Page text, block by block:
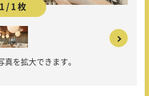
1 / 1 枚
真を拡大できます。